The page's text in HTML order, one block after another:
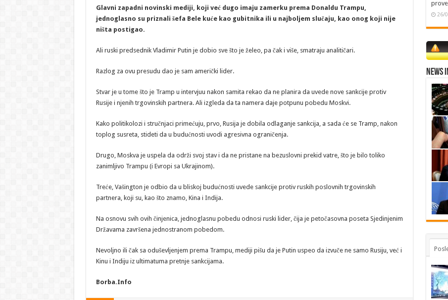
Glavni zapadni novinski mediji, koji već dugo imaju zamerku prema Donaldu Trampu,
jednoglasno su priznali šefa Bele kuće kao gubitnika ili u najboljem slučaju, kao onog koji nije
ništa postigao.
Ali ruski predsednik Vladimir Putin je dobio sve što je želeo, pa čak i više, smatraju analitičari.
Razlog za ovu presudu dao je sam američki lider.
Stvar je u tome što je Tramp u intervjuu nakon samita rekao da ne planira da uvede nove sankcije protiv
Rusije i njenih trgovinskih partnera. Ali izgleda da ta namera daje potpunu pobedu Moskvi.
Kako politikolozi i stručnjaci primećuju, prvo, Rusija je dobila odlaganje sankcija, a sada će se Tramp, nakon
toplog susreta, stideti da u budućnosti uvodi agresivna ograničenja.
Drugo, Moskva je uspela da održi svoj stav i da ne pristane na bezuslovni prekid vatre, što je bilo toliko
zanimljivo Trampu (i Evropi sa Ukrajinom).
Treće, Vašington je odbio da u bliskoj budućnosti uvede sankcije protiv ruskih poslovnih trgovinskih
partnera, koji su, kao što znamo, Kina i Indija.
Na osnovu svih ovih činjenica, jednoglasnu pobedu odnosi ruski lider, čija je petočasovna poseta Sjedinjenim
Državama završena jednostranom pobedom.
Nevoljno ili čak sa oduševljenjem prema Trampu, mediji pišu da je Putin uspeo da izvuče ne samo Rusiju, već i
Kinu i Indiju iz ultimatuma pretnje sankcijama.
Borba.Info
26/
News